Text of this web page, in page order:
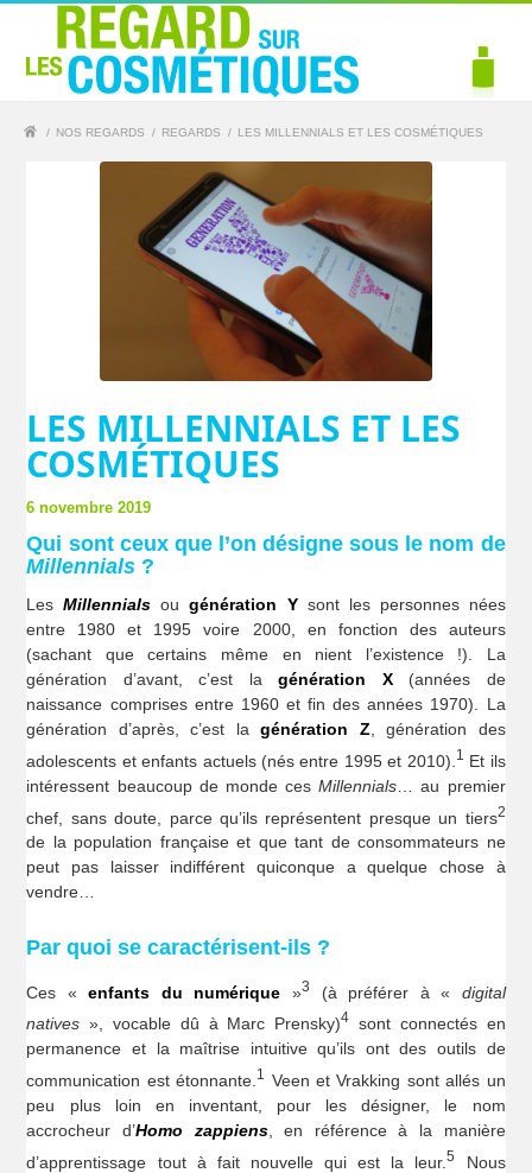
/ NOS REGARDS / REGARDS / LES MILLENNIALS ET LES COSMÉTIQUES
LES MILLENNIALS ET LES
COSMÉTIQUES
6 novembre 2019
Qui sont ceux que l’on désigne sous le nom de
Millennials ?
Les Millennials ougénération Ysont les personnes nées
entre 1980 et 1995 voire 2000, en fonction des auteurs
(sachant que certains même en nient l’existence !). La
génération d’avant, c’est lagénération X(années de
naissance comprises entre 1960 et fin des années 1970). La
génération d’après, c’est lagénération Z , génération des
adolescents et enfants actuels (nés entre 1995 et 2010). 1
Et ils
intéressent beaucoup de monde cesMillennials … au premier
chef, sans doute, parce qu’ils représentent presque un tiers2
de la population française et que tant de consommateurs ne
peut pas laisser indifférent quiconque a quelque chose à
vendre…
Par quoi se caractérisent-ils ?
Ces «enfants du numérique »3 (à préférer à « digital
natives », vocable dû à Marc Prensky)4
sont connectés en
permanence et la maîtrise intuitive qu’ils ont des outils de
communication est étonnante. 1
Veen et Vrakking sont allés un
peu plus loin en inventant, pour les désigner, le nom
accrocheur d’Homo zappiens, en référence à la manière
d’apprentissage tout à fait nouvelle qui est la leur.5
Nous